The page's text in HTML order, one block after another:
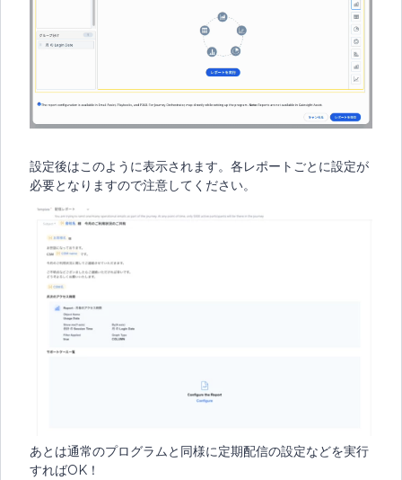
設定後はこのように表示されます。各レポートごとに設定が
必要となりますので注意してください。
あとは通常のプログラムと同様に定期配信の設定などを実行
すればOK！